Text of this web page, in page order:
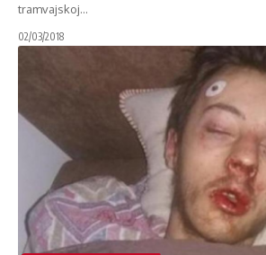
tramvajskoj…
02/03/2018